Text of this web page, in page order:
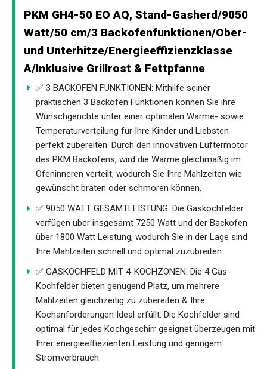
PKM GH4-50 EO AQ, Stand-Gasherd/9050
Watt/50 cm/3 Backofenfunktionen/Ober-
und Unterhitze/Energieeffizienzklasse
A/Inklusive Grillrost & Fettpfanne
✅ 3 BACKOFEN FUNKTIONEN: Mithilfe seiner
praktischen 3 Backofen Funktionen können Sie ihre
Wunschgerichte unter einer optimalen Wärme- sowie
Temperaturverteilung für Ihre Kinder und Liebsten
perfekt zubereiten. Durch den innovativen Lüftermotor
des PKM Backofens, wird die Wärme gleichmäßig im
Ofeninneren verteilt, wodurch Sie Ihre Mahlzeiten wie
gewünscht braten oder schmoren können.
✅ 9050 WATT GESAMTLEISTUNG: Die Gaskochfelder
verfügen über insgesamt 7250 Watt und der Backofen
über 1800 Watt Leistung, wodurch Sie in der Lage sind
Ihre Mahlzeiten schnell und optimal zuzubreiten.
✅ GASKOCHFELD MIT 4-KOCHZONEN: Die 4 Gas-
Kochfelder bieten genügend Platz, um mehrere
Mahlzeiten gleichzeitig zu zubereiten & Ihre
Kochanforderungen Ideal erfüllt. Die Kochfelder sind
optimal für jedes Kochgeschirr geeignet überzeugen mit
Ihrer energieeffiezienten Leistung und geringem
Stromverbrauch.